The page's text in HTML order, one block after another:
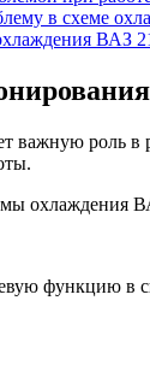
в схеме
ВАЗ
важную роль в
охлаждения
функцию в